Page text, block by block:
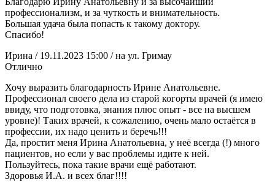
профессионализм, и за чуткость и внимательность.
Большая удача была попасть к такому доктору.
Спасибо!
Ирина / 19.11.2023 15:00 / на ул. Гримау
Отлично
Хочу выразить благодарность Ирине Анатольевне.
Профессионал своего дела из старой когорты врачей (я имею
ввиду, что подготовка, знания плюс опыт - все на высшем
уровне)! Таких врачей, к сожалению, очень мало остаётся в
профессии, их надо ценить и беречь!!!
Да, простит меня Ирина Анатольевна, у неё всегда (!) много
пациентов, но если у вас проблемы идите к ней.
Пользуйтесь, пока такие врачи ещё работают.
Здоровья И.А. и всех благ!!!!